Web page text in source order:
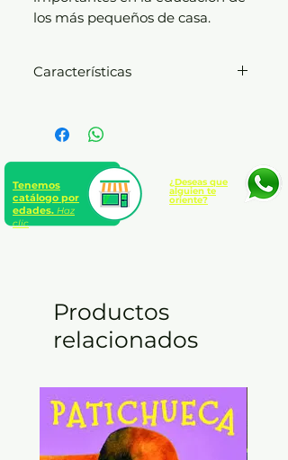
los más pequeños de casa.
Características
Presentación:
s/cub. (cartoné)
Número de páginas:
Edad:
A partir de 5 años
Tenemos
catálogo por
edades. Haz
clic
¿Deseas que
alguien te
oriente?
Productos
relacionados